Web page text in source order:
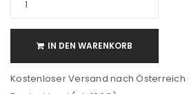
IN DEN WARENKORB
Kostenloser Versand nach